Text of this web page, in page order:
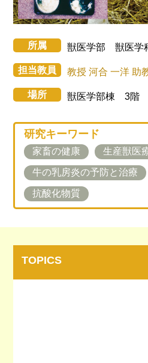
所属 獣医学部 獣医学
担当教員 教授 河合 一洋 助
場所 獣医学部棟 3階
研究キーワード
家畜の健康 生産獣医
牛の乳房炎の予防と治療
抗酸化物質
TOPICS